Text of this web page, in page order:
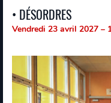
• DÉSORDRES
Vendredi 23 avril 2027 –